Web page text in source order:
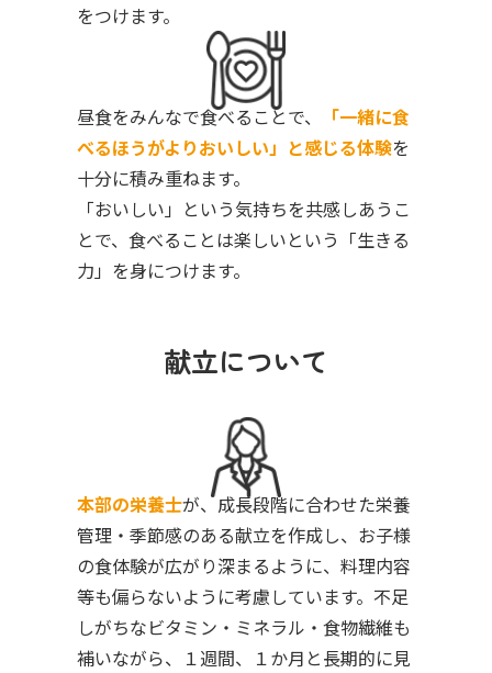
をつけます。
昼食をみんなで食べることで、
「一緒に食
べるほうがよりおいしい」と感じる体験を
十分に積み重ねます。
「おいしい」という気持ちを共感しあうこ
とで、食べることは楽しいという「生きる
力」を身につけます。
献立について
本部の栄養士が、成長段階に合わせた栄養
管理・季節感のある献立を作成し、お子様
の食体験が広がり深まるように、料理内容
等も偏らないように考慮しています。不足
しがちなビタミン・ミネラル・食物繊維も
補いながら、１週間、１か月と長期的に見